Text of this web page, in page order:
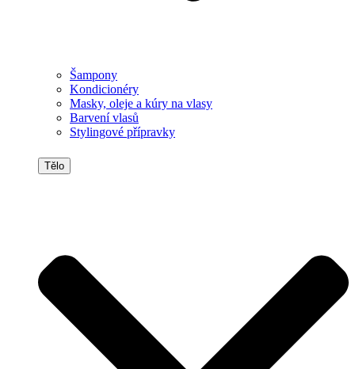
Šampony
Kondicionéry
Masky, oleje a kúry na vlasy
Barvení vlasů
Stylingové přípravky
Tělo